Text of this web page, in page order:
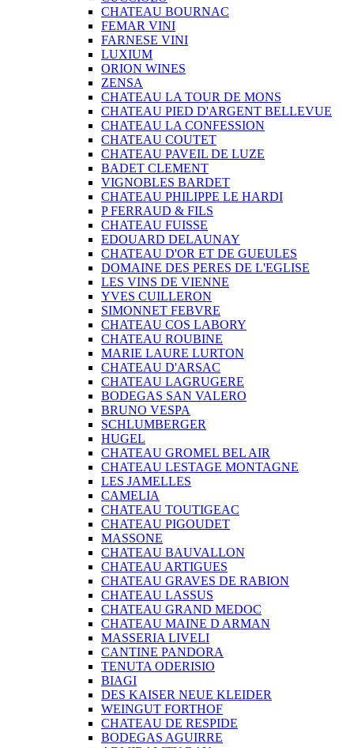
CHATEAU BOURNAC
FEMAR VINI
FARNESE VINI
LUXIUM
ORION WINES
ZENSA
CHATEAU LA TOUR DE MONS
CHATEAU PIED D'ARGENT BELLEVUE
CHATEAU LA CONFESSION
CHATEAU COUTET
CHATEAU PAVEIL DE LUZE
BADET CLEMENT
VIGNOBLES BARDET
CHATEAU PHILIPPE LE HARDI
P FERRAUD & FILS
CHATEAU FUISSE
EDOUARD DELAUNAY
CHATEAU D'OR ET DE GUEULES
DOMAINE DES PERES DE L'EGLISE
LES VINS DE VIENNE
YVES CUILLERON
SIMONNET FEBVRE
CHATEAU COS LABORY
CHATEAU ROUBINE
MARIE LAURE LURTON
CHATEAU D'ARSAC
CHATEAU LAGRUGERE
BODEGAS SAN VALERO
BRUNO VESPA
SCHLUMBERGER
HUGEL
CHATEAU GROMEL BEL AIR
CHATEAU LESTAGE MONTAGNE
LES JAMELLES
CAMELIA
CHATEAU TOUTIGEAC
CHATEAU PIGOUDET
MASSONE
CHATEAU BAUVALLON
CHATEAU ARTIGUES
CHATEAU GRAVES DE RABION
CHATEAU LASSUS
CHATEAU GRAND MEDOC
CHATEAU MAINE D ARMAN
MASSERIA LIVELI
CANTINE PANDORA
TENUTA ODERISIO
BIAGI
DES KAISER NEUE KLEIDER
WEINGUT FORTHOF
CHATEAU DE RESPIDE
BODEGAS AGUIRRE